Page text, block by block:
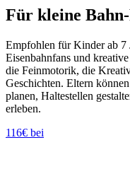
Für kleine
Empfohlen für Kinder ab 7
Eisenbahnfans und
die Feinmotorik, die
Geschichten. Eltern
planen, Haltestellen
erleben.
116€ bei